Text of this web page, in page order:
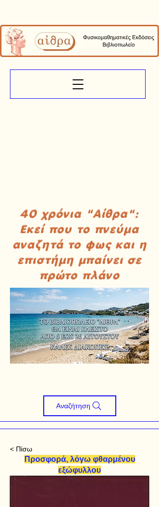
40 χρόνια "Αίθρα":
Εκεί που το πνεύμα
αναζητά το φως και η
επιστήμη μπαίνει σε
πρώτο πλάνο
Αναζήτηση
< Πίσω
Προσφορά, λόγω φθαρμένου
εξώφυλλου